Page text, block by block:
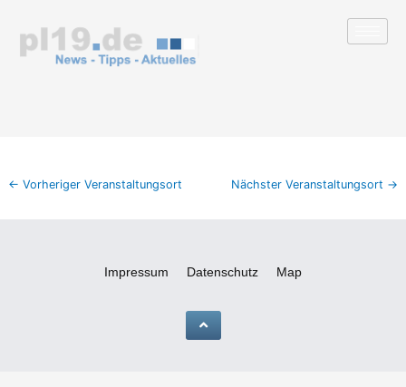
springen
← Vorheriger Veranstaltungsort Nächster Veranstaltungsort →
Impressum Datenschutz Map